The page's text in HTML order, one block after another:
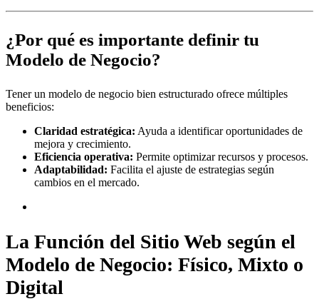
¿Por qué es importante definir tu
Modelo de Negocio?
Tener un modelo de negocio bien estructurado ofrece múltiples
beneficios:
Claridad estratégica: Ayuda a identificar oportunidades de
mejora y crecimiento.
Eficiencia operativa: Permite optimizar recursos y procesos.
Adaptabilidad: Facilita el ajuste de estrategias según
cambios en el mercado.
La Función del Sitio Web según el
Modelo de Negocio: Físico, Mixto o
Digital